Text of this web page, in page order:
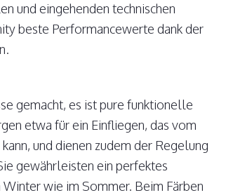
und eingehenden technischen
beste Performancewerte dank der
gemacht, es ist pure funktionelle
etwa für ein Einfliegen, das vom
und dienen zudem der Regelung
gewährleisten ein perfektes
wie im Sommer. Beim Färben